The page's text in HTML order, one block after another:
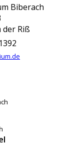
Biberach
der Riß